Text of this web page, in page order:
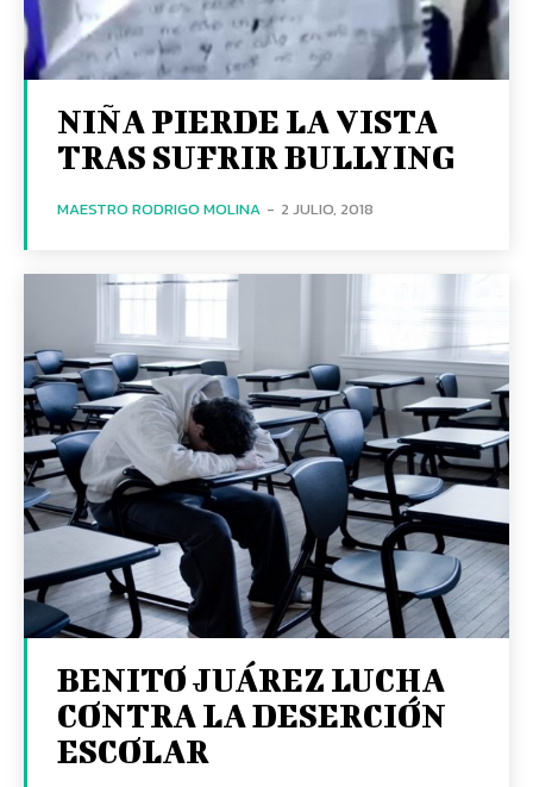
NIÑA PIERDE LA VISTA
TRAS SUFRIR BULLYING
MAESTRO RODRIGO MOLINA - 2 JULIO, 2018
BENITO JUÁREZ LUCHA
CONTRA LA DESERCIÓN
ESCOLAR